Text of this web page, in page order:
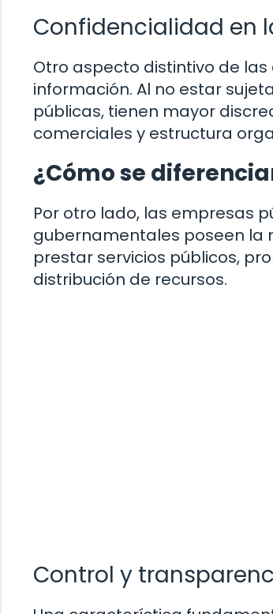
Confidencialidad en
Otro aspecto distintivo de
información. Al no estar
públicas, tienen mayor
comerciales y estructura
¿Cómo se
Por otro lado, las empresas
gubernamentales poseen la
prestar servicios públicos,
distribución de recursos.
Control y